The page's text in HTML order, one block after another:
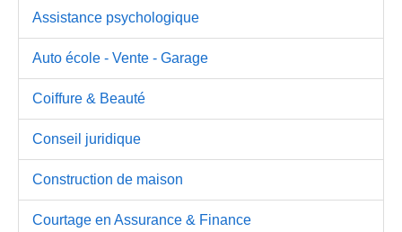
Assistance psychologique
Auto école - Vente - Garage
Coiffure & Beauté
Conseil juridique
Construction de maison
Courtage en Assurance & Finance